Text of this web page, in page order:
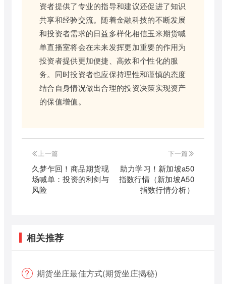
资者提供了专业的指导和建议还促进了知识
共享和经验交流。随着金融科技的不断发展
和投资者需求的日益多样化相信玉米期货喊
单直播室将会在未来发挥更加重要的作用为
投资者提供更加便捷、高效和个性化的服
务。同时投资者也应保持理性和谨慎的态度
结合自身情况做出合理的投资决策实现资产
的保值增值。
上一篇
久梦乍回！商品期货现
场喊单：投资的利剑与
风险
下一篇
助力学习！新加坡a50
指数行情（新加坡A50
指数行情分析）
相关推荐
期货坐庄最佳方式(期货坐庄揭秘)